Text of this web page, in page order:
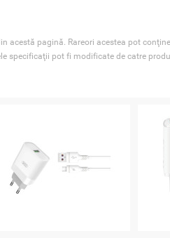
acestă pagină. Rareori acestea pot
specificaţii pot fi modificate de catre